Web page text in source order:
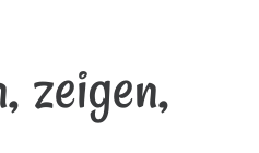
zeigen,